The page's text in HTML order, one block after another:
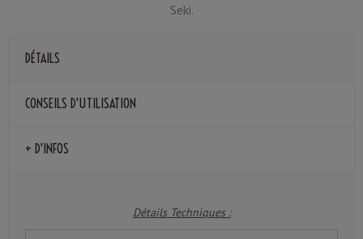
Seki.
DÉTAILS
CONSEILS D'UTILISATION
+ D'INFOS
Détails Techniques :